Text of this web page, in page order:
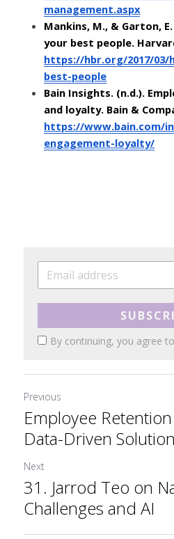
management.aspx
Mankins, M., & Garton,
your best people.
https://hbr.org/2017/
best-people
Bain Insights. (n.d.).
and loyalty. Bain &
https://www.bain.com/
engagement-loyalty/
By continuing, you agree
Previous
Employee
Data-Driven
Next
31. Jarrod Teo on
Challenges and AI